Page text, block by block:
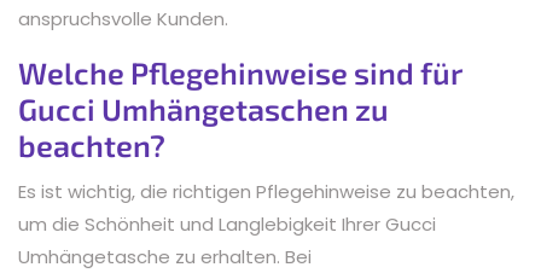
anspruchsvolle Kunden.
Welche Pflegehinweise sind für
Gucci Umhängetaschen zu
beachten?
Es ist wichtig, die richtigen Pflegehinweise zu beachten,
um die Schönheit und Langlebigkeit Ihrer Gucci
Umhängetasche zu erhalten. Bei